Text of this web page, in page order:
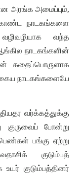
அரங்க அமைப்பும்,
கொண்ட நாடகங்களை
வந்த
நாடகங்களின்
கதைப்பொருளாக
நாடகங்களையே
வர்க்கத்துக்கு
குருவைப் போன்று
பங்கு ஏற்று
குடும்பத்
குடும்பத்தினர்